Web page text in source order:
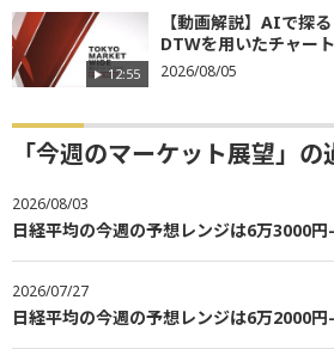
12:55
【動画解説】AIで探
DTWを用いたチャー
2026/08/05
「今週のマーケット展望」
2026/08/03
日経平均の今週の予想レンジは6万3000
2026/07/27
日経平均の今週の予想レンジは6万2000